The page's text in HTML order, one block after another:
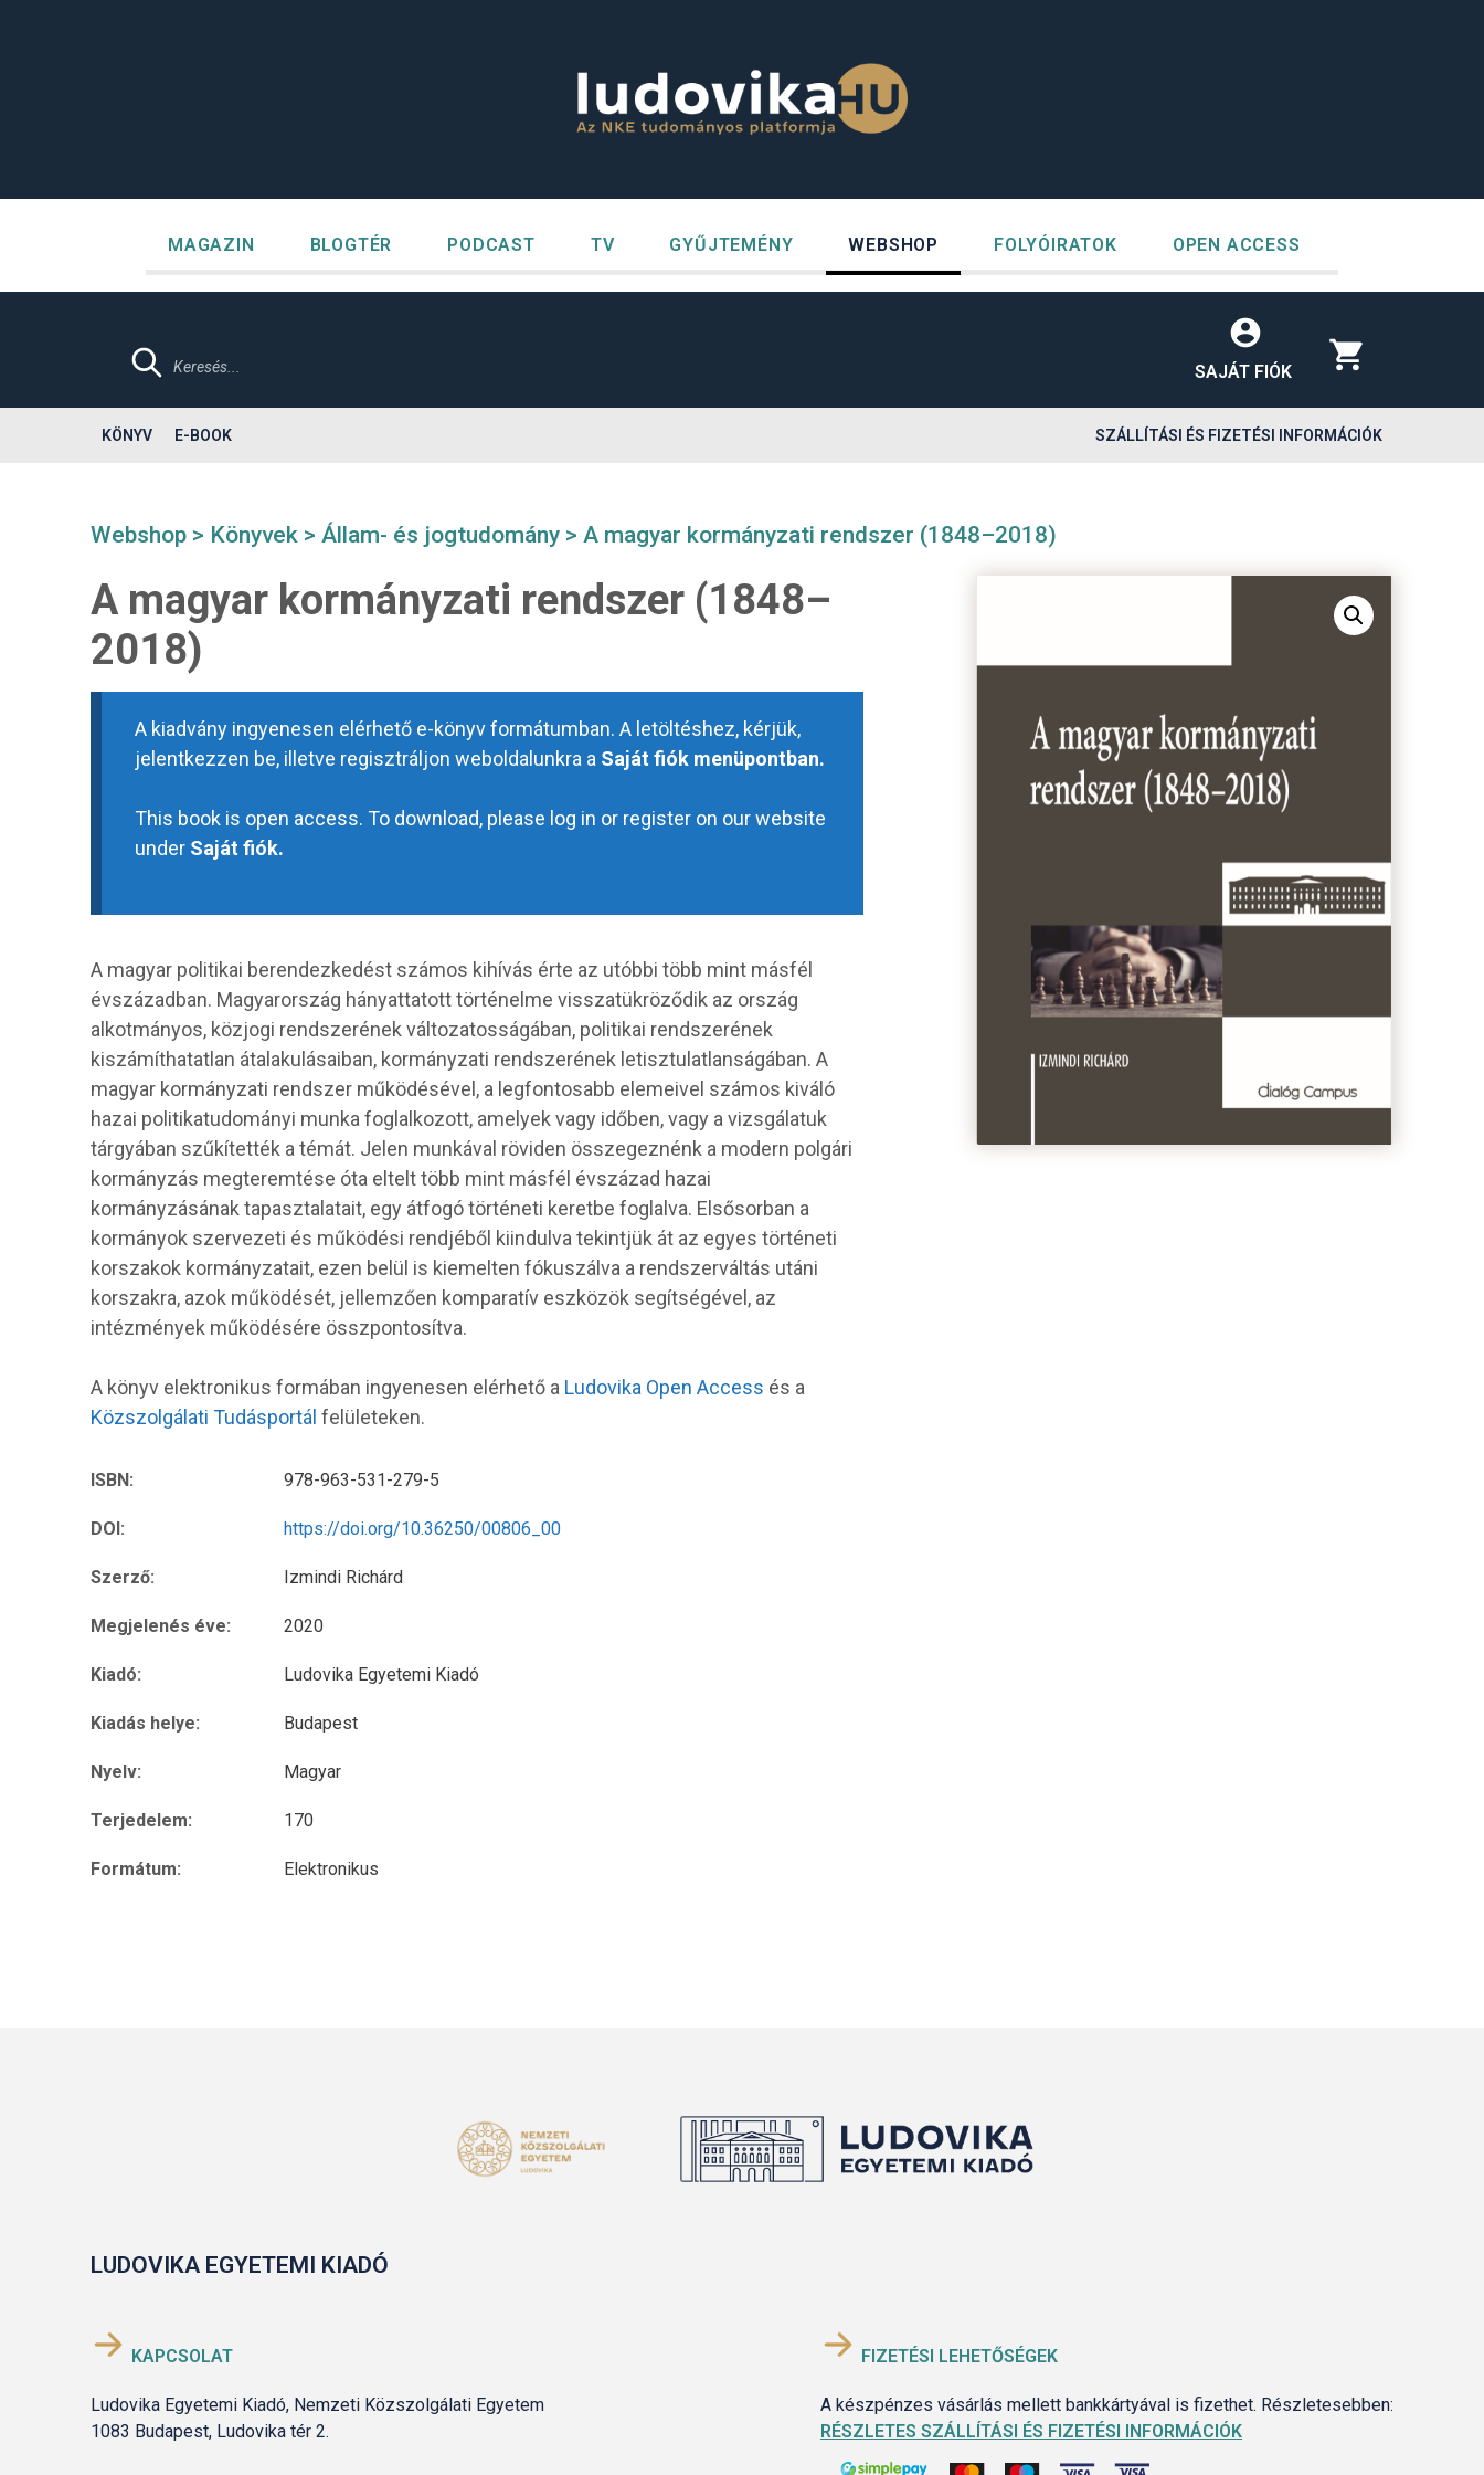
MAGAZIN BLOGTÉR PODCAST TV GYŰJTEMÉNY WEBSHOP FOLYÓIRATOK OPEN ACCESS
Products
search
SAJÁT FIÓK
KÖNYV E-BOOK SZÁLLÍTÁSI ÉS FIZETÉSI INFORMÁCIÓK
Webshop > Könyvek > Állam- és jogtudomány > A magyar kormányzati rendszer (1848–2018)
A magyar kormányzati rendszer (1848–
2018)
A magyar politikai berendezkedést számos kihívás érte az utóbbi több mint másfél
évszázadban. Magyarország hányattatott történelme visszatükröződik az ország
alkotmányos, közjogi rendszerének változatosságában, politikai rendszerének
kiszámíthatatlan átalakulásaiban, kormányzati rendszerének letisztulatlanságában. A
magyar kormányzati rendszer működésével, a legfontosabb elemeivel számos kiváló
hazai politikatudományi munka foglalkozott, amelyek vagy időben, vagy a vizsgálatuk
tárgyában szűkítették a témát. Jelen munkával röviden összegeznénk a modern polgári
kormányzás megteremtése óta eltelt több mint másfél évszázad hazai
kormányzásának tapasztalatait, egy átfogó történeti keretbe foglalva. Elsősorban a
kormányok szervezeti és működési rendjéből kiindulva tekintjük át az egyes történeti
korszakok kormányzatait, ezen belül is kiemelten fókuszálva a rendszerváltás utáni
korszakra, azok működését, jellemzően komparatív eszközök segítségével, az
intézmények működésére összpontosítva.
A könyv elektronikus formában ingyenesen elérhető a Ludovika Open Access és a
Közszolgálati Tudásportál felületeken.
A kiadvány ingyenesen elérhető e-könyv formátumban. A letöltéshez, kérjük,
jelentkezzen be, illetve regisztráljon weboldalunkra a Saját fiók menüpontban.
This book is open access. To download, please log in or register on our website
under Saját fiók.
ISBN: 978-963-531-279-5
DOI: https://doi.org/10.36250/00806_00
Szerző: Izmindi Richárd
Megjelenés éve: 2020
Kiadó: Ludovika Egyetemi Kiadó
Kiadás helye: Budapest
Nyelv: Magyar
Terjedelem: 170
Formátum: Elektronikus
LUDOVIKA EGYETEMI KIADÓ
KAPCSOLAT
Ludovika Egyetemi Kiadó, Nemzeti Közszolgálati Egyetem
1083 Budapest, Ludovika tér 2.
FIZETÉSI LEHETŐSÉGEK
A készpénzes vásárlás mellett bankkártyával is fizethet. Részletesebben:
RÉSZLETES SZÁLLÍTÁSI ÉS FIZETÉSI INFORMÁCIÓK